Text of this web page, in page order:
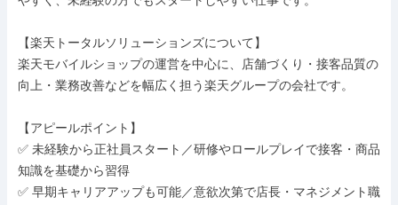
【楽天トータルソリューションズについて】
楽天モバイルショップの運営を中心に、店舗づくり・接客品質の
向上・業務改善などを幅広く担う楽天グループの会社です。
【アピールポイント】
✅ 未経験から正社員スタート／研修やロールプレイで接客・商品
知識を基礎から習得
✅ 早期キャリアアップも可能／意欲次第で店長・マネジメント職